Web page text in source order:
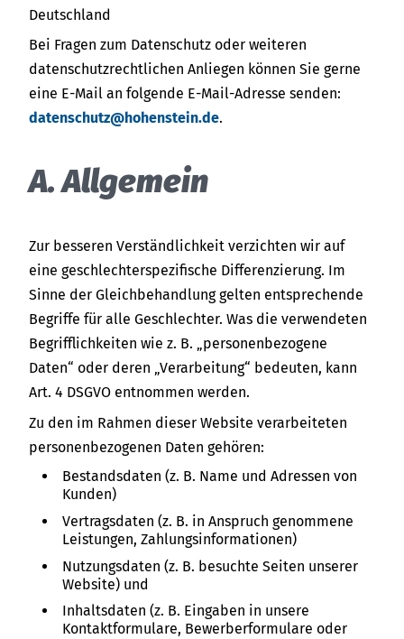
Deutschland
Bei Fragen zum Datenschutz oder weiteren
datenschutzrechtlichen Anliegen können Sie gerne
eine E-Mail an folgende E-Mail-Adresse senden:
datenschutz@hohenstein.de.
A. Allgemein
Zur besseren Verständlichkeit verzichten wir auf
eine geschlechterspezifische Differenzierung. Im
Sinne der Gleichbehandlung gelten entsprechende
Begriffe für alle Geschlechter. Was die verwendeten
Begrifflichkeiten wie z. B. „personenbezogene
Daten“ oder deren „Verarbeitung“ bedeuten, kann
Art. 4 DSGVO entnommen werden.
Zu den im Rahmen dieser Website verarbeiteten
personenbezogenen Daten gehören:
Bestandsdaten (z. B. Name und Adressen von
Kunden)
Vertragsdaten (z. B. in Anspruch genommene
Leistungen, Zahlungsinformationen)
Nutzungsdaten (z. B. besuchte Seiten unserer
Website) und
Inhaltsdaten (z. B. Eingaben in unsere
Kontaktformulare, Bewerberformulare oder